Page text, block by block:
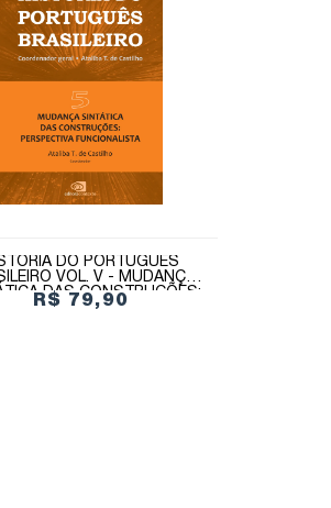
DO PORTUGUÊS
VOL. V - MUDANÇA
DAS CONSTRUÇÕES:
FUNCIONALISTA
R$ 79,90